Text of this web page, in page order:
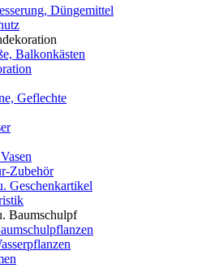
Düngemittel
Balkonkästen
Geflechte
Zubehör
Geschenkartikel
Baumschulpf